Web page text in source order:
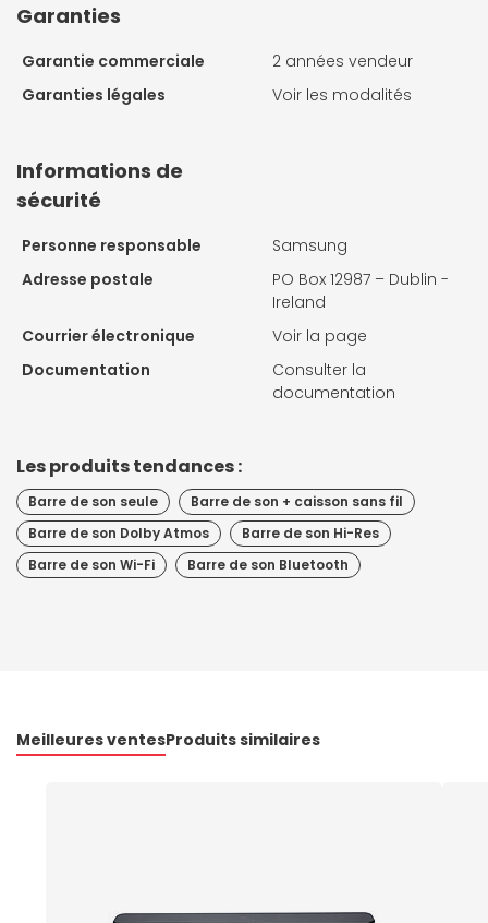
Garanties
Garantie commerciale
2 années vendeur
Garanties légales
Voir les modalités
Informations de
sécurité
Personne responsable
Samsung
Adresse postale
PO Box 12987 – Dublin -
Ireland
Courrier électronique
Voir la page
Documentation
Consulter la
documentation
Les produits tendances :
Barre de son seule
Barre de son + caisson sans fil
Barre de son Dolby Atmos
Barre de son Hi-Res
Barre de son Wi-Fi
Barre de son Bluetooth
Meilleures ventesProduits similaires